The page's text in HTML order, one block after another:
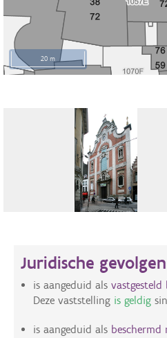
20 m
Juridische gevolgen
is aangeduid als
Deze vaststelling is geldig
is aangeduid als